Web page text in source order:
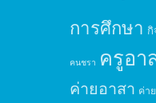
การศึกษา
คนชรา ครูอา
ค่ายอาสา ค่า